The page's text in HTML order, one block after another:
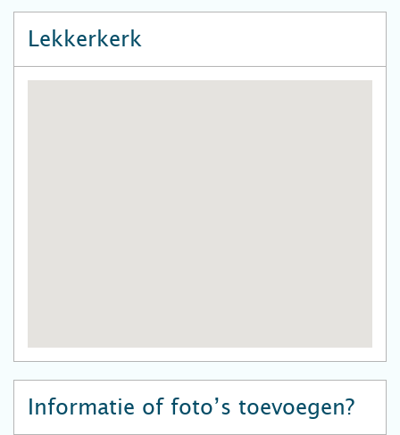
Lekkerkerk
Informatie of foto’s toevoegen?